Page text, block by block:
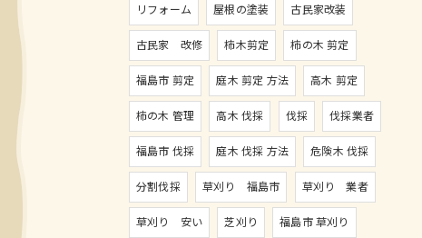
リフォーム
屋根の塗装
古民家改装
古民家 改修
柿木剪定
柿の木 剪定
福島市 剪定
庭木 剪定 方法
高木 剪定
柿の木 管理
高木 伐採 伐採
伐採業者
福島市 伐採
庭木 伐採 方法
危険木 伐採
分割伐採
草刈り 福島市
草刈り 業者
草刈り 安い
芝刈り
福島市 草刈り